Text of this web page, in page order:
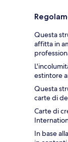
Questa
affitta in
estintore
Questa
carte di
Carte di
In base